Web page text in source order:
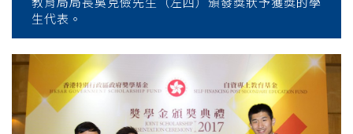
生代表。